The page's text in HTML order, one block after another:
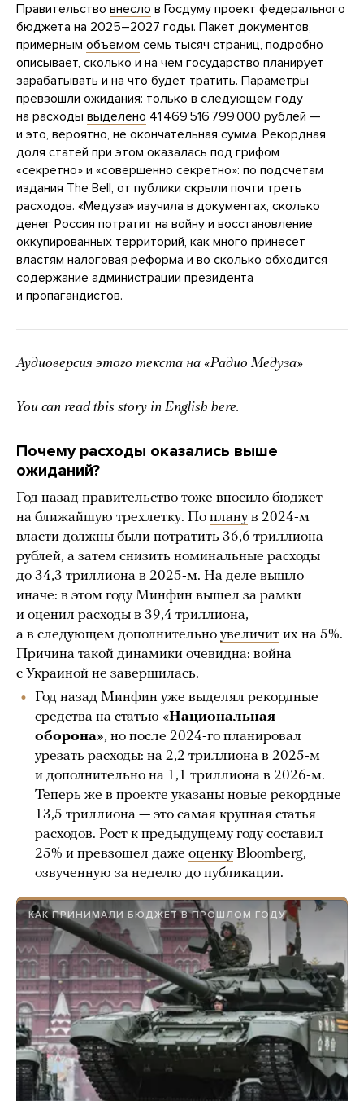
Правительство внесло в Госдуму проект федерального
бюджета на 2025–2027 годы. Пакет документов,
примерным объемом семь тысяч страниц, подробно
описывает, сколько и на чем государство планирует
зарабатывать и на что будет тратить. Параметры
превзошли ожидания: только в следующем году
на расходы выделено 41 469 516 799 000 рублей —
и это, вероятно, не окончательная сумма. Рекордная
доля статей при этом оказалась под грифом
«секретно» и «совершенно секретно»: по подсчетам
издания The Bell, от публики скрыли почти треть
расходов. «Медуза» изучила в документах, сколько
денег Россия потратит на войну и восстановление
оккупированных территорий, как много принесет
властям налоговая реформа и во сколько обходится
содержание администрации президента
и пропагандистов.
Аудиоверсия этого текста на «Радио Медуза»
You can read this story in English here.
Почему расходы оказались выше
ожиданий?
Год назад правительство тоже вносило бюджет
на ближайшую трехлетку. По планув 2024-м
власти должны были потратить 36,6 триллиона
рублей, а затем снизить номинальные расходы
до 34,3 триллиона в 2025-м. На деле вышло
иначе: в этом году Минфин вышел за рамки
и оценил расходы в 39,4 триллиона,
а в следующем дополнительно увеличит их на 5%.
Причина такой динамики очевидна: война
с Украиной не завершилась.
Год назад Минфин уже выделял рекордные
средства на статью «Национальная
оборона», но после 2024-го планировал
урезать расходы: на 2,2 триллиона в 2025-м
и дополнительно на 1,1 триллиона в 2026-м.
Теперь же в проекте указаны новые рекордные
13,5 триллиона — это самая крупная статья
расходов. Рост к предыдущему году составил
25% и превзошел даже оценкуBloomberg,
озвученную за неделю до публикации.
КАК ПРИНИМАЛИ БЮДЖЕТ В ПРОШЛОМ ГОДУ